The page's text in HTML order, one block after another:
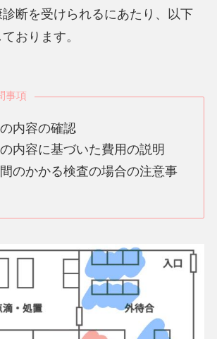
断を受けられるにあたり、以下
おります。
事項
内容の確認
内容に基づいた費用の説明
のかかる検査の場合の注意事